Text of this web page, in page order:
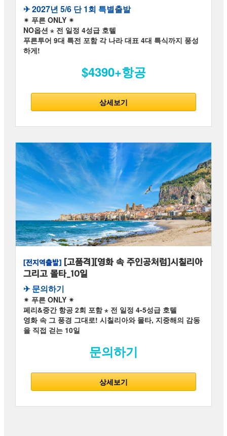
✈︎ 2027년 5/6 단 1회 특별출발
✴ 푸른 ONLY ✴
NO옵션 ⋆ 전 일정 4성급 호텔
푸른투어 9대 특전 포함 각 나라 대표 4대 특식까지 풍성
하게!
$4390+항공
상세보기
[전지역출발] [고품격][영화 속 주인공처럼]시칠리아
그리고 몰타_10일
✈︎ 문의하기
✴ 푸른 ONLY ✴
페리&중간 항공 2회 포함 ⋆ 전 일정 4-5성급 호텔
영화 속 그 풍경 그대로! 시칠리아와 몰타, 지중해의 감동
을 직접 걷는 10일
문의하기
상세보기